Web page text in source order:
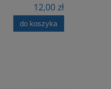
12,00 zł
do koszyka